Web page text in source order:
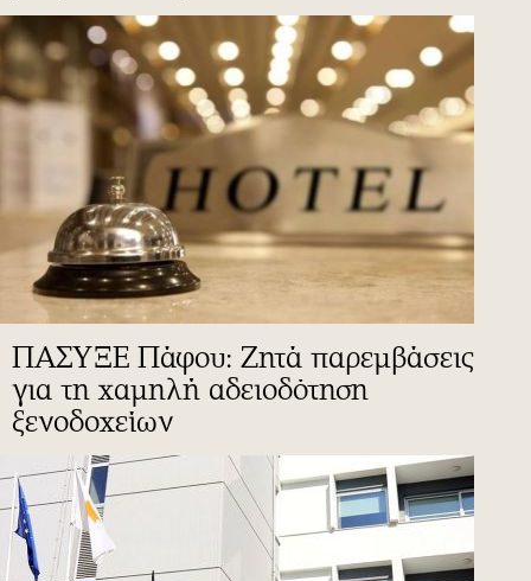
ΠΑΣΥΞΕ Πάφου: Ζητά παρεμβάσεις
για τη χαμηλή αδειοδότηση
ξενοδοχείων